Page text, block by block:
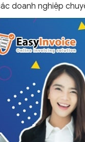
doanh nghiệp